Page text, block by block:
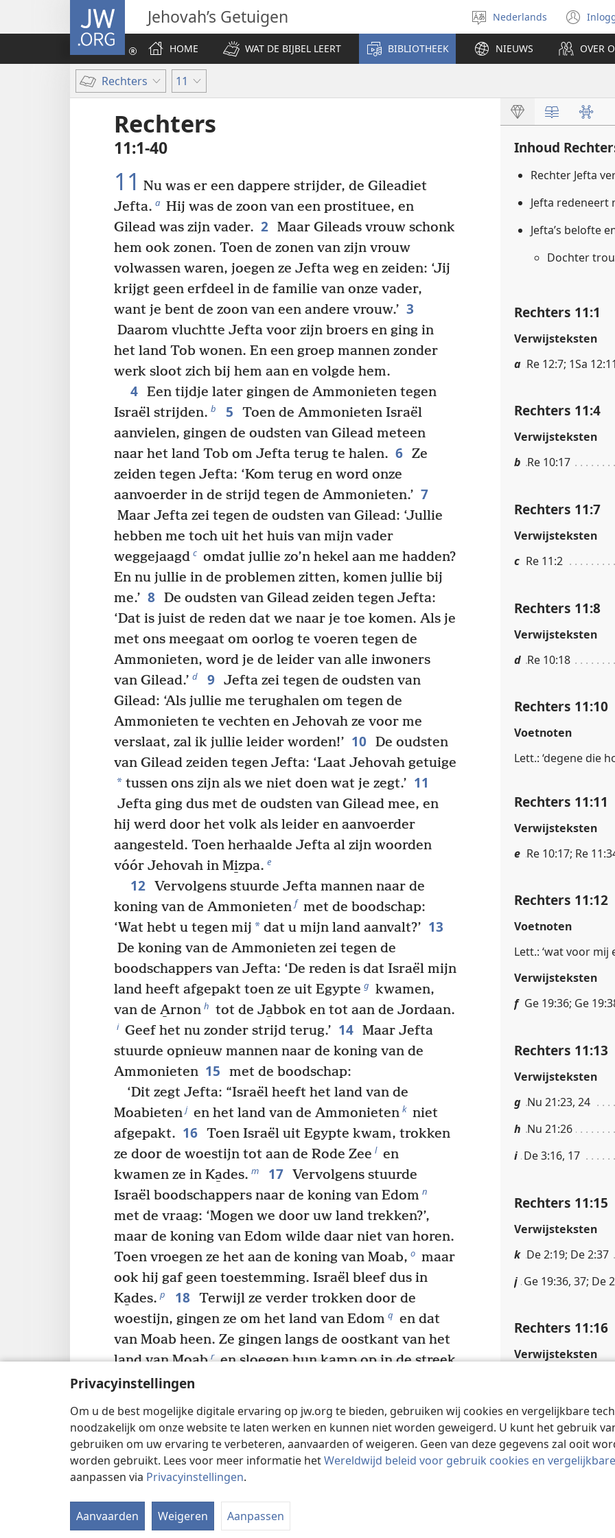
Privacyinstellingen
Om u de best mogelijke digitale ervaring op jw.org te bieden, gebruiken wij cookies en vergelijkbare
noodzakelijk om onze website te laten werken en kunnen niet worden geweigerd. U kunt het gebruik
gebruiken om uw ervaring te verbeteren, aanvaarden of weigeren. Geen van deze gegevens zal ooit
worden gebruikt. Lees voor meer informatie hetWereldwijd beleid voor gebruik cookies en
aanpassen via Privacyinstellingen.
Aanvaarden Weigeren Aanpassen
JW.ORG Jehovah’s Getuigen
Taal
selecteren
Nederlands
HOME
WAT DE BIJBEL LEERT BIBLIOTHEEK NIEUWS OVER
Rechters 11
Rechters
11:1-40
11 Nu was er een dappere strijder, de Gileadiet
Jefta. a Hij was de zoon van een prostituee, en
Gilead was zijn vader. 2 Maar Gileads vrouw schonk
hem ook zonen. Toen de zonen van zijn vrouw
volwassen waren, joegen ze Jefta weg en zeiden: ‘Jij
krijgt geen erfdeel in de familie van onze vader,
want je bent de zoon van een andere vrouw.’ 3
Daarom vluchtte Jefta voor zijn broers en ging in
het land Tob wonen. En een groep mannen zonder
werk sloot zich bij hem aan en volgde hem.
4 Een tijdje later gingen de Ammonieten tegen
Israël strijden. b 5
Toen de Ammonieten Israël
aanvielen, gingen de oudsten van Gilead meteen
naar het land Tob om Jefta terug te halen. 6 Ze
zeiden tegen Jefta: ‘Kom terug en word onze
aanvoerder in de strijd tegen de Ammonieten.’ 7
Maar Jefta zei tegen de oudsten van Gilead: ‘Jullie
hebben me toch uit het huis van mijn vader
weggejaagd c omdat jullie zo’n hekel aan me hadden?
En nu jullie in de problemen zitten, komen jullie bij
me.’ 8 De oudsten van Gilead zeiden tegen Jefta:
‘Dat is juist de reden dat we naar je toe komen. Als je
met ons meegaat om oorlog te voeren tegen de
Ammonieten, word je de leider van alle inwoners
van Gilead.’ d 9 Jefta zei tegen de oudsten van
Gilead: ‘Als jullie me terughalen om tegen de
Ammonieten te vechten en Jehovah ze voor me
verslaat, zal ik jullie leider worden!’ 10 De oudsten
van Gilead zeiden tegen Jefta: ‘Laat Jehovah getuige
* tussen ons zijn als we niet doen wat je zegt.’ 11
Jefta ging dus met de oudsten van Gilead mee, en
hij werd door het volk als leider en aanvoerder
aangesteld. Toen herhaalde Jefta al zijn woorden
vóór Jehovah in Mi̱zpa. e
12 Vervolgens stuurde Jefta mannen naar de
koning van de Ammonieten f met de boodschap:
‘Wat hebt u tegen mij * dat u mijn land aanvalt?’ 13
De koning van de Ammonieten zei tegen de
boodschappers van Jefta: ‘De reden is dat Israël mijn
land heeft afgepakt toen ze uit Egypte g kwamen,
van de A̱rnon h tot de Ja̱bbok en tot aan de Jordaan.
i Geef het nu zonder strijd terug.’ 14 Maar Jefta
stuurde opnieuw mannen naar de koning van de
Ammonieten 15
met de boodschap:
‘Dit zegt Jefta: “Israël heeft het land van de
Moabieten j en het land van de Ammonieten k niet
afgepakt. 16 Toen Israël uit Egypte kwam, trokken
ze door de woestijn tot aan de Rode Zee l en
kwamen ze in Ka̱des. m 17 Vervolgens stuurde
Israël boodschappers naar de koning van Edom n
met de vraag: ‘Mogen we door uw land trekken?’,
maar de koning van Edom wilde daar niet van horen.
Toen vroegen ze het aan de koning van Moab, o maar
ook hij gaf geen toestemming. Israël bleef dus in
Ka̱des. p 18 Terwijl ze verder trokken door de
woestijn, gingen ze om het land van Edom q en dat
van Moab heen. Ze gingen langs de oostkant van het
land van Moab r en sloegen hun kamp op in de streek
van de A̱rnon. En aangezien de A̱rnon de grens van
Moab geweest.
19 Daarna stuurde Israël boodschappers naar
koning Si̱hon van de Amorieten, de koning van
He̱sbon, om hem te vragen: ‘Mogen we door uw land
naar onze plaats van bestemming trekken?’
Maar Si̱hon vertrouwde Israël niet en liet ze niet
Inhoud
Rechter Jefta
Jefta redeneert
Jefta’s belofte
Dochter
Rechters 11:1
Verwijsteksten
a Re 12:7; 1Sa
Rechters 11:4
Verwijsteksten
b Re 10:17
Rechters 11:7
Verwijsteksten
c Re 11:2
Rechters 11:8
Verwijsteksten
d Re 10:18
Rechters 11:10
Voetnoten
Lett.: ‘degene die
Rechters 11:11
Verwijsteksten
e Re 10:17; Re
Rechters 11:12
Voetnoten
Lett.: ‘wat voor mij
Verwijsteksten
f Ge 19:36; Ge
Rechters 11:13
Verwijsteksten
g Nu 21:23, 24
h Nu 21:26
i De 3:16, 17
Rechters 11:15
Verwijsteksten
k De 2:19; De 2:37
j Ge 19:36, 37; De
Rechters 11:16
Verwijsteksten
m Nu 20:1
Rechters 11:17